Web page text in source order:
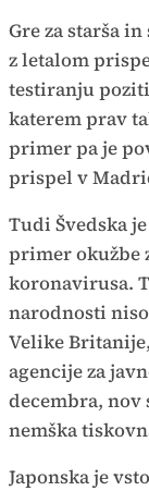
Gre za starša
z letalom
testiranju
katerem prav
primer pa je
prispel v
Tudi Švedska
primer okužbe
koronavirusa.
narodnosti
Velike
agencije za
decembra, nov
nemška
Japonska je